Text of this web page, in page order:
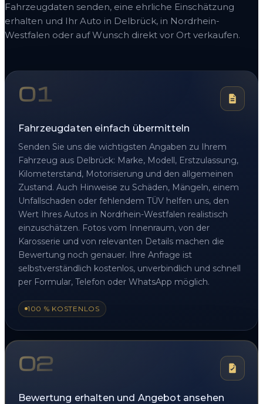
Fahrzeugdaten senden, eine ehrliche Einschätzung
erhalten und Ihr Auto in Delbrück, in Nordrhein-
Westfalen oder auf Wunsch direkt vor Ort verkaufen.
01
Fahrzeugdaten einfach übermitteln
Senden Sie uns die wichtigsten Angaben zu Ihrem
Fahrzeug aus Delbrück: Marke, Modell, Erstzulassung,
Kilometerstand, Motorisierung und den allgemeinen
Zustand. Auch Hinweise zu Schäden, Mängeln, einem
Unfallschaden oder fehlendem TÜV helfen uns, den
Wert Ihres Autos in Nordrhein-Westfalen realistisch
einzuschätzen. Fotos vom Innenraum, von der
Karosserie und von relevanten Details machen die
Bewertung noch genauer. Ihre Anfrage ist
selbstverständlich kostenlos, unverbindlich und schnell
per Formular, Telefon oder WhatsApp möglich.
100 % KOSTENLOS
02
Bewertung erhalten und Angebot ansehen